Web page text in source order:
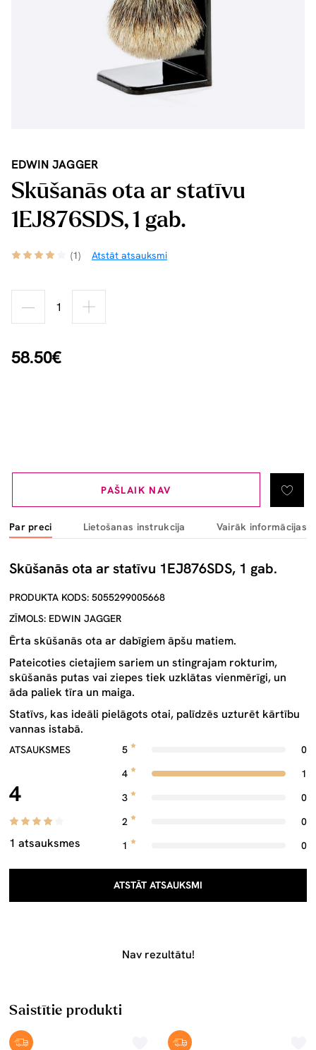
EDWIN JAGGER
Skūšanās ota ar statīvu
1EJ876SDS, 1 gab.
(1) Atstāt atsauksmi
58.50€
PAŠLAIK NAV
Par preci Lietošanas instrukcija Vairāk informācijas
Skūšanās ota ar statīvu 1EJ876SDS, 1 gab.
PRODUKTA KODS: 5055299005668
ZĪMOLS: EDWIN JAGGER
Ērta skūšanās ota ar dabīgiem āpšu matiem.
Pateicoties cietajiem sariem un stingrajam rokturim,
skūšanās putas vai ziepes tiek uzklātas vienmērīgi, un
āda paliek tīra un maiga.
Statīvs, kas ideāli pielāgots otai, palīdzēs uzturēt kārtību
vannas istabā.
ATSAUKSMES
4
1 atsauksmes
5
0
4
1
3
0
2
0
1
0
ATSTĀT ATSAUKSMI
Nav rezultātu!
Saistītie produkti